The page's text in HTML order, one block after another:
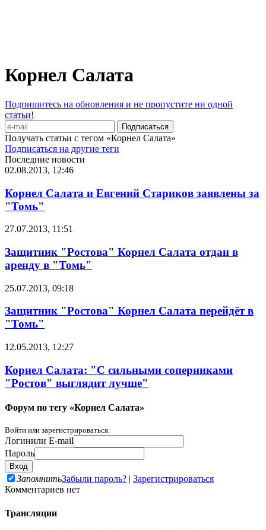
Корнел Салата
Подпишитесь на обновления и не пропустите ни одной
статьи!
Получать статьи с тегом «Корнел Салата»
Подписаться на другие теги
Последние новости
02.08.2013, 12:46
Корнел Салата и Евгений Стариков заявлены за
"Томь"
27.07.2013, 11:51
Защитник "Ростова" Корнел Салата отдан в
аренду в "Томь"
25.07.2013, 09:18
Защитник "Ростова" Корнел Салата перейдёт в
"Томь"
12.05.2013, 12:27
Корнел Салата: "С сильными соперниками
"Ростов" выглядит лучше"
Форум по тегу «Корнел Салата»
Войти или зарегистрироваться.
Логинили E-mail
Пароль
ЗапомнитьЗабыли пароль? | Зарегистрироваться
Комментариев нет
Трансляции